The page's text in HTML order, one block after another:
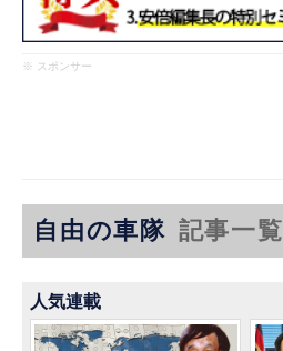
※ スポンサー
自由の車隊 記事一覧
人気連載